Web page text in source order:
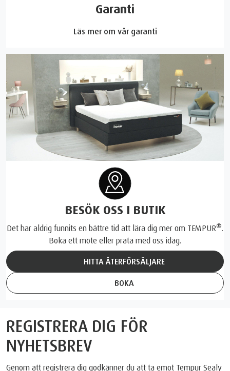
Garanti
Läs mer om vår garanti
BESÖK OSS I BUTIK
Det har aldrig funnits en bättre tid att lära dig mer om TEMPUR®.
Boka ett möte eller prata med oss idag.
HITTA ÅTERFÖRSÄLJARE
BOKA
REGISTRERA DIG FÖR
NYHETSBREV
Genom att registrera dig godkänner du att ta emot Tempur Sealy